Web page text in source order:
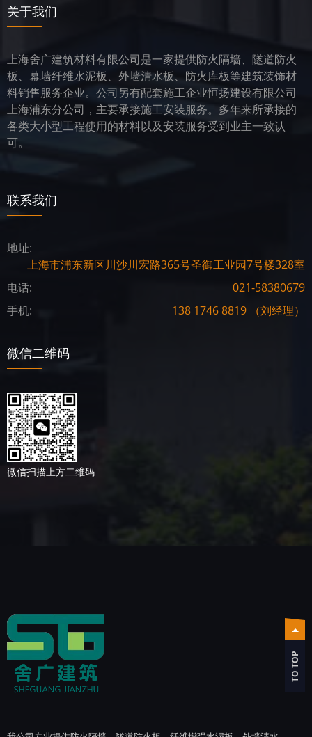
关于我们
上海舍广建筑材料有限公司是一家提供防火隔墙、隧道防火
板、幕墙纤维水泥板、外墙清水板、防火库板等建筑装饰材
料销售服务企业。公司另有配套施工企业恒扬建设有限公司
上海浦东分公司，主要承接施工安装服务。多年来所承接的
各类大小型工程使用的材料以及安装服务受到业主一致认
可。
联系我们
地址:
上海市浦东新区川沙川宏路365号圣御工业园7号楼328室
电话:
021-58380679
手机:
138 1746 8819 （刘经理）
微信二维码
微信扫描上方二维码
TO TOP